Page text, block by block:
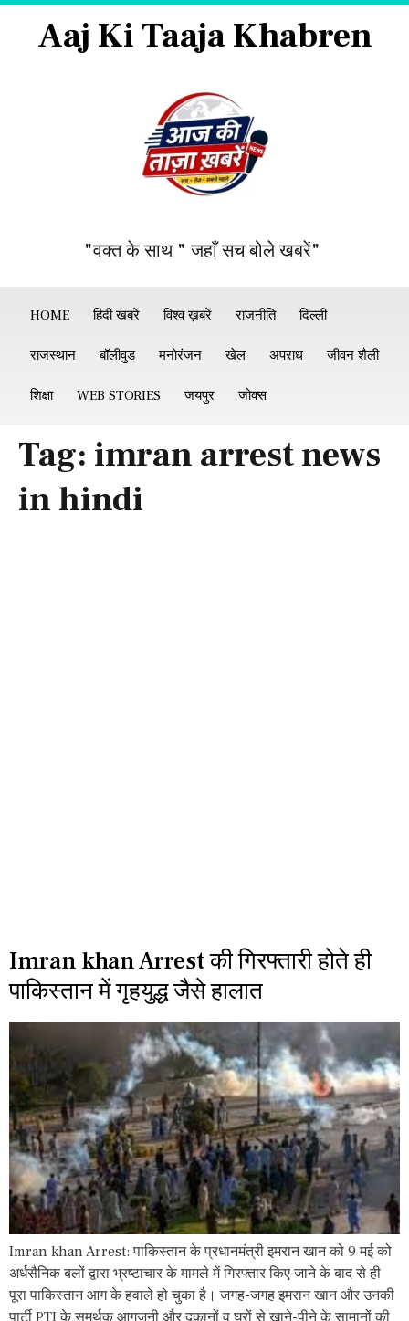
Aaj Ki Taaja Khabren
"वक्त के साथ " जहाँ सच बोले खबरें"
HOME हिंदी खबरें विश्व ख़बरें राजनीति दिल्ली
राजस्थान बॉलीवुड मनोरंजन खेल अपराध जीवन शैली
शिक्षा WEB STORIES जयपुर जोक्स
Tag: imran arrest news
in hindi
Imran khan Arrest की गिरफ्तारी होते ही
पाकिस्तान में गृहयुद्ध जैसे हालात
Imran khan Arrest: पाकिस्तान के प्रधानमंत्री इमरान खान को 9 मई को
अर्धसैनिक बलों द्वारा भ्रष्टाचार के मामले में गिरफ्तार किए जाने के बाद से ही
पूरा पाकिस्तान आग के हवाले हो चुका है। जगह-जगह इमरान खान और उनकी
पार्टी PTI के समर्थक आगजनी और दुकानों व घरों से खाने-पीने के सामानों की